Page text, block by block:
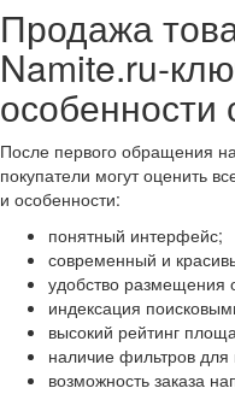
Продажа
Namite.ru-
особенности
После первого обращения
покупатели могут оценить
и особенности:
понятный интерфейс;
современный и
удобство размещения
индексация
высокий рейтинг
наличие фильтров для
возможность заказа